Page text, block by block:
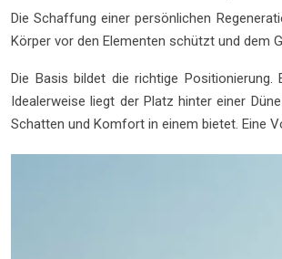
Die Schaffung einer persönlichen
Körper vor den Elementen schützt und dem
Die Basis bildet die richtige
Idealerweise liegt der Platz hinter einer
Schatten und Komfort in einem bietet. Eine